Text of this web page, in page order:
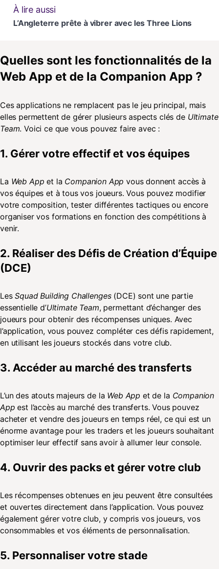
À lire aussi
L’Angleterre prête à vibrer avec les Three Lions
Quelles sont les fonctionnalités de la
Web App et de la Companion App ?
Ces applications ne remplacent pas le jeu principal, mais
elles permettent de gérer plusieurs aspects clés de Ultimate
Team. Voici ce que vous pouvez faire avec :
1. Gérer votre effectif et vos équipes
La Web App et la Companion App vous donnent accès à
vos équipes et à tous vos joueurs. Vous pouvez modifier
votre composition, tester différentes tactiques ou encore
organiser vos formations en fonction des compétitions à
venir.
2. Réaliser des Défis de Création d’Équipe
(DCE)
LesSquad Building Challenges(DCE) sont une partie
essentielle d’Ultimate Team, permettant d’échanger des
joueurs pour obtenir des récompenses uniques. Avec
l’application, vous pouvez compléter ces défis rapidement,
en utilisant les joueurs stockés dans votre club.
3. Accéder au marché des transferts
L’un des atouts majeurs de la Web App et de la Companion
App est l’accès au marché des transferts. Vous pouvez
acheter et vendre des joueurs en temps réel, ce qui est un
énorme avantage pour les traders et les joueurs souhaitant
optimiser leur effectif sans avoir à allumer leur console.
4. Ouvrir des packs et gérer votre club
Les récompenses obtenues en jeu peuvent être consultées
et ouvertes directement dans l’application. Vous pouvez
également gérer votre club, y compris vos joueurs, vos
consommables et vos éléments de personnalisation.
5. Personnaliser votre stade